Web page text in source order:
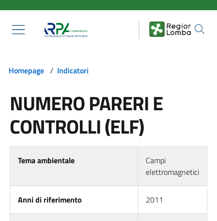
Homepage / Indicatori
NUMERO PARERI E
CONTROLLI (ELF)
Tema ambientale
Campi
elettromagnetici
Anni di riferimento 2011